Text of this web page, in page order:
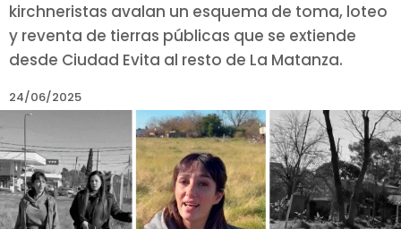
kirchneristas avalan un esquema de toma, loteo
y reventa de tierras públicas que se extiende
desde Ciudad Evita al resto de La Matanza.
24/06/2025